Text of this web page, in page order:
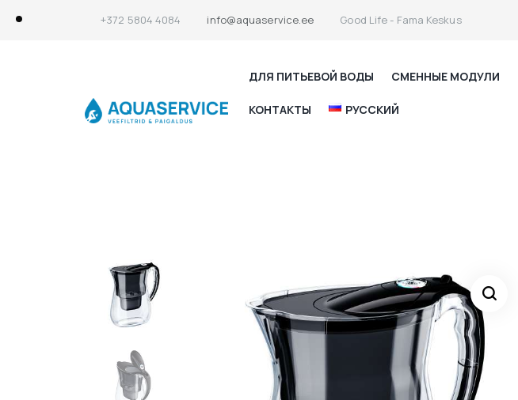
+372 5804 4084 info@aquaservice.ee Good Life - Fama Keskus
ДЛЯ ПИТЬЕВОЙ ВОДЫ СМЕННЫЕ МОДУЛИ
КОНТАКТЫ РУССКИЙ